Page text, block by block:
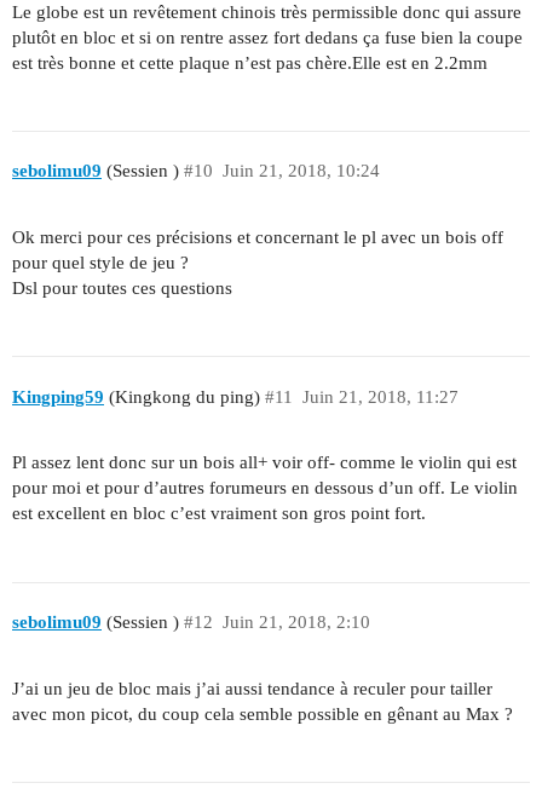
Le globe est un revêtement chinois très permissible donc qui assure
plutôt en bloc et si on rentre assez fort dedans ça fuse bien la coupe
est très bonne et cette plaque n’est pas chère.Elle est en 2.2mm
sebolimu09 (Sessien ) Juin 21, 2018, 10:24
#10
Ok merci pour ces précisions et concernant le pl avec un bois off
pour quel style de jeu ?
Dsl pour toutes ces questions
Kingping59 (Kingkong du ping) Juin 21, 2018, 11:27
#11
Pl assez lent donc sur un bois all+ voir off- comme le violin qui est
pour moi et pour d’autres forumeurs en dessous d’un off. Le violin
est excellent en bloc c’est vraiment son gros point fort.
sebolimu09 (Sessien ) Juin 21, 2018, 2:10
#12
J’ai un jeu de bloc mais j’ai aussi tendance à reculer pour tailler
avec mon picot, du coup cela semble possible en gênant au Max ?